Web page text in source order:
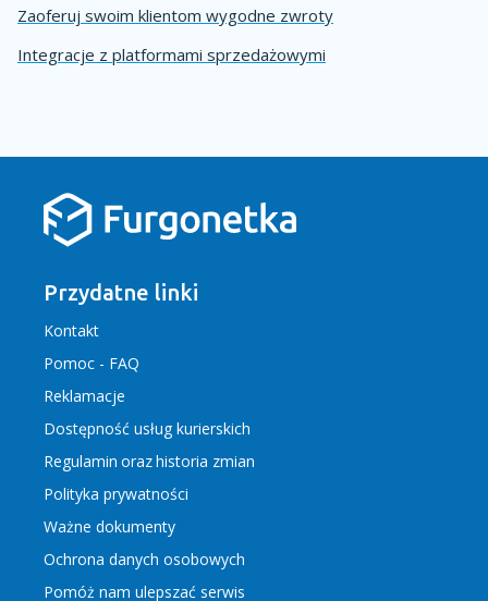
Zaoferuj swoim klientom wygodne zwroty
Integracje z platformami sprzedażowymi
Przydatne linki
Kontakt
Pomoc - FAQ
Reklamacje
Dostępność usług kurierskich
Regulamin orazhistoria zmian
Polityka prywatności
Ważne dokumenty
Ochrona danych osobowych
Pomóż nam ulepszać serwis